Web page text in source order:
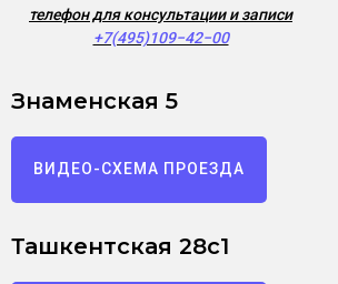
телефон для консультации и записи
+7(495)109−42−00
Знаменская 5
ВИДЕО-СХЕМА ПРОЕЗДА
Ташкентская 28с1